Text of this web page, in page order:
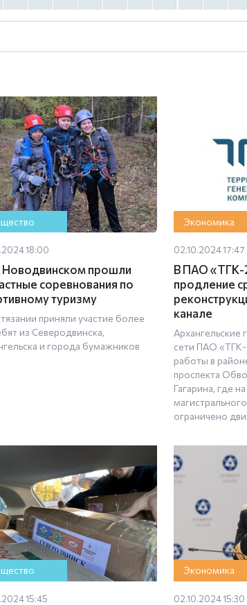
18:00
прошли
соревнования по
туризму
приняли участие более
из Северодвинска,
и города бумажников
Экономика
02.10.2024 17:47
В ПАО «ТГК-
продление
канале
Архангельские
сети ПАО
работы в
проспекта
Гагарина, где
ограничено
15:45
Экономика
02.10.2024 15:30